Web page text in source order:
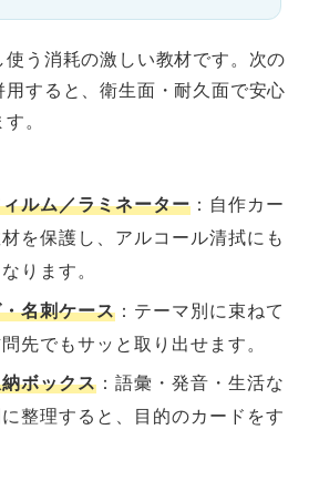
う消耗の激しい教材です。次の
用すると、衛生面・耐久面で安心
。
ルム／ラミネーター ：自作カー
を保護し、アルコール清拭にも
ります。
名刺ケース ：テーマ別に束ねて
先でもサッと取り出せます。
ボックス ：語彙・発音・生活な
整理すると、目的のカードをす